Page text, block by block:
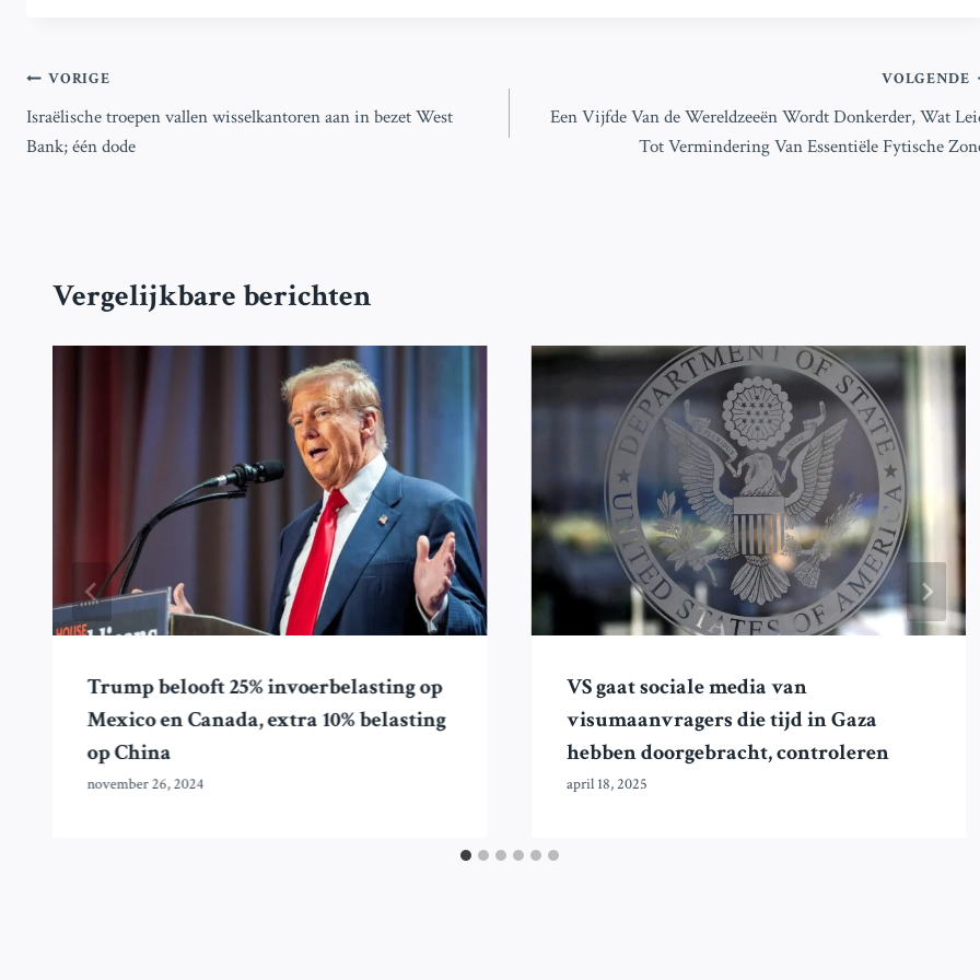
Bericht
navigatie
VORIGE
Israëlische troepen vallen wisselkantoren aan in bezet West
Bank; één dode
VOLGENDE
Een Vijfde Van de Wereldzeeën Wordt Donkerder, Wat
Tot Vermindering Van Essentiële Fytische
Vergelijkbare berichten
Trump belooft 25% invoerbelasting op
Mexico en Canada, extra 10% belasting
op China
november 26, 2024
VS gaat sociale media van
visumaanvragers die tijd in Gaza
hebben doorgebracht, controleren
april 18, 2025